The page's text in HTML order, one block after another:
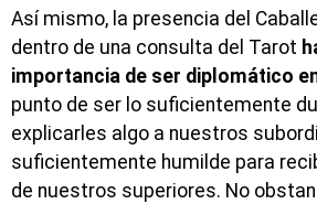
Así mismo, la presencia del
dentro de una consulta del Tarot
importancia de ser diplomático
punto de ser lo suficientemente
explicarles algo a nuestros
suficientemente humilde para
de nuestros superiores. No